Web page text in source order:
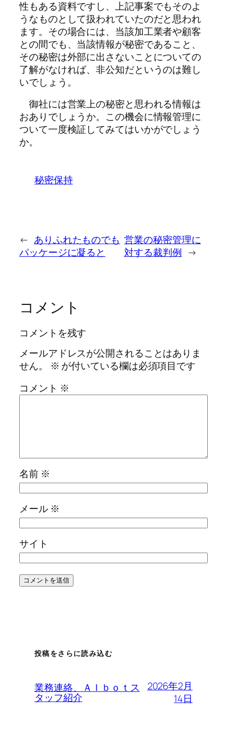
性もある資料ですし、上記事案でもそのよ
うなものとして扱われていたのだと思われ
ます。その場合には、当該加工業者や顧客
との間でも、当該情報が秘密であること、
その秘密は外部に出さないことについての
了解がなければ、非公知だというのは難し
いでしょう。
御社には営業上の秘密と思われる情報は
おありでしょうか。この機会に情報管理に
ついて一度検証してみてはいかがでしょう
か。
秘密保持
← ありふれたものでも
パッケージに凝ると
営業の秘密管理に
対する裁判例 →
コメント
コメントを残す
メールアドレスが公開されることはありま
せん。
※ が付いている欄は必須項目です
コメント ※
名前 ※
メール ※
サイト
投稿をさらに読み込む
業務連絡、ＡＩｂｏｔス
タッフ紹介
2026年2月
14日